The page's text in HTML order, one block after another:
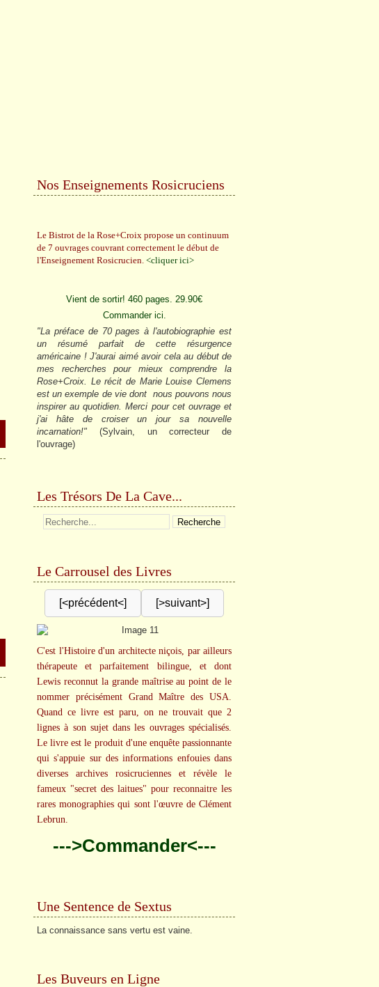
Nos Enseignements Rosicruciens
Le Bistrot de la Rose+Croix propose un continuum
de 7 ouvrages couvrant correctement le début de
l'Enseignement Rosicrucien. <cliquer ici>
Vient de sortir! 460 pages. 29.90€
Commander ici.
"La préface de 70 pages à l'autobiographie est
un résumé parfait de cette résurgence
américaine ! J'aurai aimé avoir cela au début de
mes recherches pour mieux comprendre la
Rose+Croix. Le récit de Marie Louise Clemens
est un exemple de vie dont nous pouvons nous
inspirer au quotidien. Merci pour cet ouvrage et
j'ai hâte de croiser un jour sa nouvelle
incarnation!" (Sylvain, un correcteur de
l'ouvrage)
Les Trésors De La Cave...
Le Carrousel des Livres
[<précédent<] [>suivant>]
C'est l'Histoire d'un architecte niçois, par ailleurs
thérapeute et parfaitement bilingue, et dont
Lewis reconnut la grande maîtrise au point de le
nommer précisément Grand Maître des USA.
Quand ce livre est paru, on ne trouvait que 2
lignes à son sujet dans les ouvrages spécialisés.
Le livre est le produit d'une enquête passionnante
qui s'appuie sur des informations enfouies dans
diverses archives rosicruciennes et révèle le
fameux "secret des laitues" pour reconnaitre les
rares monographies qui sont l'œuvre de Clément
Lebrun.
--->Commander<---
Une Sentence de Sextus
La connaissance sans vertu est vaine.
Les Buveurs en Ligne